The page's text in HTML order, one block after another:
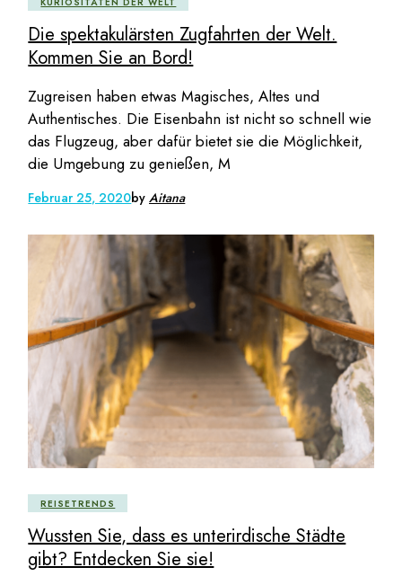
Die spektakulärsten Zugfahrten der Welt.
Kommen Sie an Bord!
Zugreisen haben etwas Magisches, Altes und
Authentisches. Die Eisenbahn ist nicht so schnell wie
das Flugzeug, aber dafür bietet sie die Möglichkeit,
die Umgebung zu genießen, M
Februar 25, 2020byAitana
REISETRENDS
Wussten Sie, dass es unterirdische Städte
gibt? Entdecken Sie sie!